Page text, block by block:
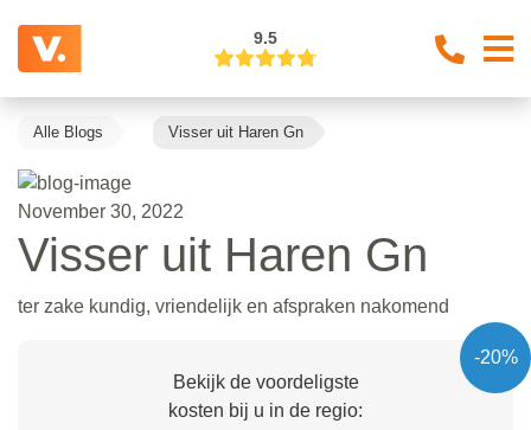
9.5
Alle Blogs Visser uit Haren Gn
November 30, 2022
Visser uit Haren Gn
ter zake kundig, vriendelijk en afspraken nakomend
-20%
Bekijk de voordeligste
kosten bij u in de regio: